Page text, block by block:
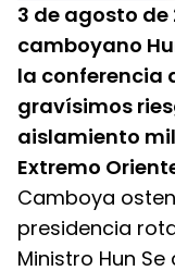
3 de agosto de
camboyano
la conferencia
gravísimos
aislamiento
Extremo
Camboya
presidencia
Ministro Hun